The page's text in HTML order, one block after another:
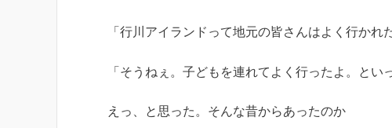
「行川アイランドって地元の皆さんはよく行かれ
「そうねぇ。子どもを連れてよく行ったよ。とい
えっ、と思った。そんな昔からあったのか